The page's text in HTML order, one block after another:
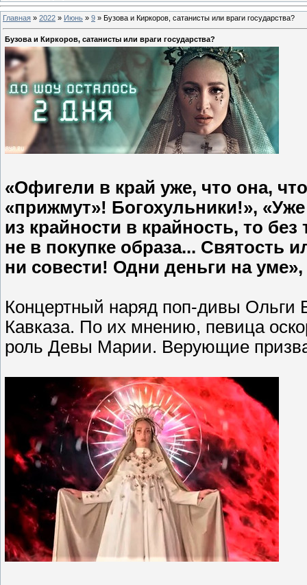
Главная » 2022 » Июнь » 9 » Бузова и Киркоров, сатанисты или враги государства?
Бузова и Киркоров, сатанисты или враги государства?
«Офигели в край уже, что она,
«прижмут»! Богохульники!»,
из крайности в крайность, то
не в покупке образа... Святость
ни совести! Одни деньги на
Концертный наряд поп-дивы Ольги
Кавказа. По их мнению, певица
роль Девы Марии. Верующие